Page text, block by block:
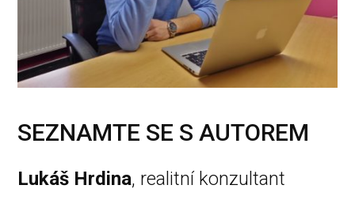
SEZNAMTE SE S AUTOREM
Lukáš Hrdina, realitní konzultant